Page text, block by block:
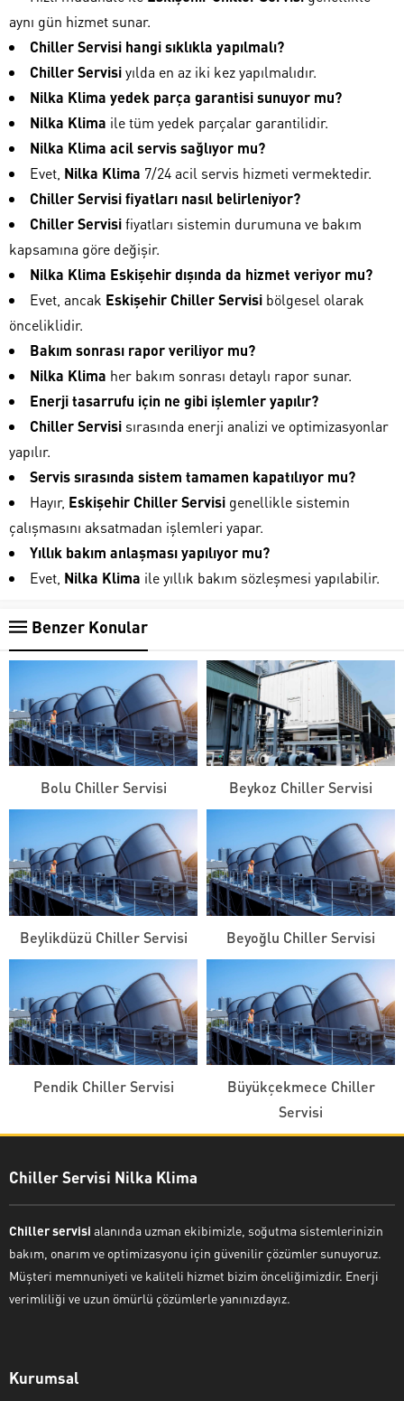
aynı gün hizmet sunar.
Chiller Servisi hangi sıklıkla yapılmalı?
Chiller Servisiyılda en az iki kez yapılmalıdır.
Nilka Klima yedek parça garantisi sunuyor mu?
Nilka Klima ile tüm yedek parçalar garantilidir.
Nilka Klima acil servis sağlıyor mu?
Evet, Nilka Klima 7/24 acil servis hizmeti vermektedir.
Chiller Servisi fiyatları nasıl belirleniyor?
Chiller Servisifiyatları sistemin durumuna ve bakım
kapsamına göre değişir.
Nilka Klima Eskişehir dışında da hizmet veriyor mu?
Evet, ancak Eskişehir Chiller Servisi bölgesel olarak
önceliklidir.
Bakım sonrası rapor veriliyor mu?
Nilka Klima her bakım sonrası detaylı rapor sunar.
Enerji tasarrufu için ne gibi işlemler yapılır?
Chiller Servisi sırasında enerji analizi ve optimizasyonlar
yapılır.
Servis sırasında sistem tamamen kapatılıyor mu?
Hayır, Eskişehir Chiller Servisi genellikle sistemin
çalışmasını aksatmadan işlemleri yapar.
Yıllık bakım anlaşması yapılıyor mu?
Evet, Nilka Klima ile yıllık bakım sözleşmesi yapılabilir.
Benzer Konular
Bolu Chiller Servisi Beykoz Chiller Servisi
Beylikdüzü Chiller Servisi Beyoğlu Chiller Servisi
Pendik Chiller Servisi
Büyükçekmece Chiller
Servisi
Chiller Servisi Nilka Klima
Chiller servisi alanında uzman ekibimizle, soğutma sistemlerinizin
bakım, onarım ve optimizasyonu için güvenilir çözümler sunuyoruz.
Müşteri memnuniyeti ve kaliteli hizmet bizim önceliğimizdir. Enerji
verimliliği ve uzun ömürlü çözümlerle yanınızdayız.
Kurumsal